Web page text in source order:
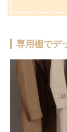
専用棚でデ